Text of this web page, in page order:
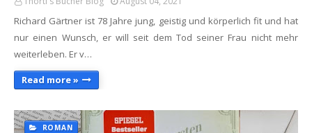
Richard Gärtner ist 78 Jahre jung, geistig und körperlich fit und hat
nur einen Wunsch, er will seit dem Tod seiner Frau nicht mehr
weiterleben. Er v…
Read more »
ROMAN